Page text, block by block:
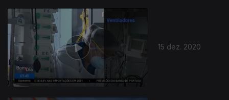
15 dez. 2020